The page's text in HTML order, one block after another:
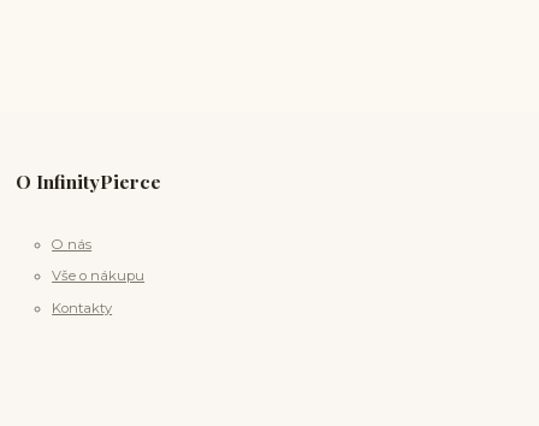
O InfinityPierce
O nás
Vše o nákupu
Kontakty